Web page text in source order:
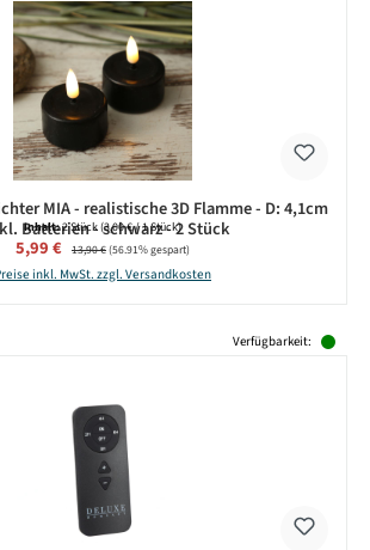
MIA - realistische 3D Flamme - D: 4,1cm
Batterien - schwarz - 2 Stück
Inhalt:2 Stück(3,00 € / 1 Stück)
Verkaufspreis:
5,99 € Regulärer Preis:
13,90 €(56.91% gespart)
inkl. MwSt. zzgl. Versandkosten
Verfügbarkeit: